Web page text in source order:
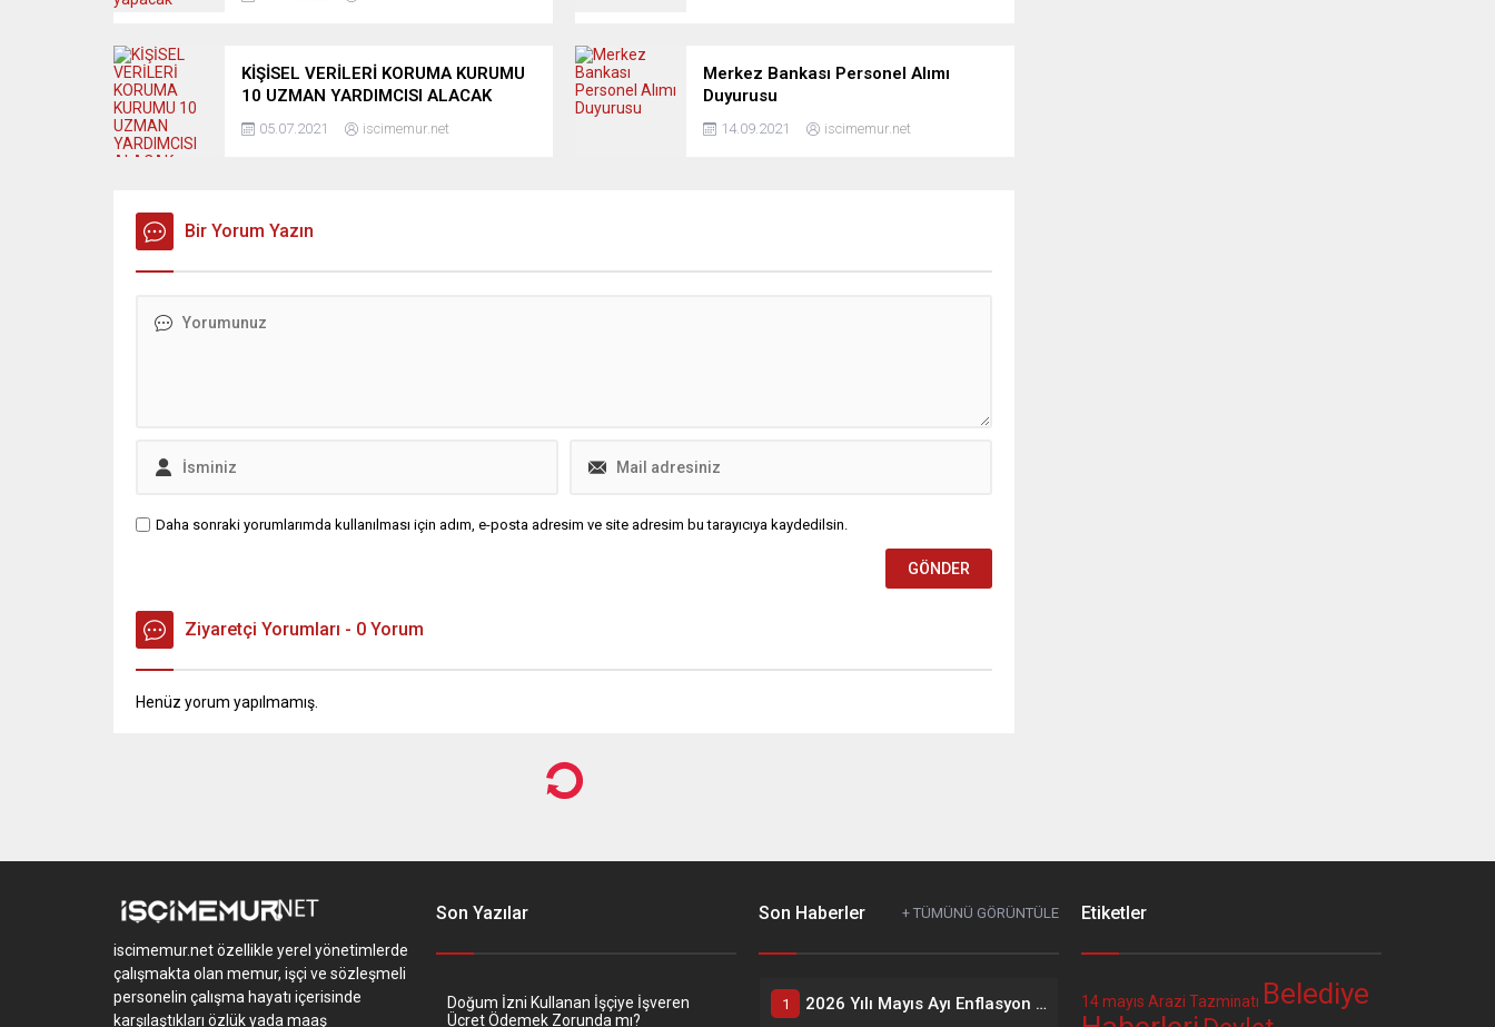
KİŞİSEL VERİLERİ KORUMA KURUMU
10 UZMAN YARDIMCISI ALACAK
05.07.2021 iscimemur.net
Merkez Bankası Personel Alımı
Duyurusu
14.09.2021 iscimemur.net
Bir Yorum Yazın
Daha sonraki yorumlarımda kullanılması için adım, e-posta adresim ve site adresim bu tarayıcıya kaydedilsin.
Ziyaretçi Yorumları - 0 Yorum
Henüz yorum yapılmamış.
iscimemur.net özellikle yerel yönetimlerde
çalışmakta olan memur, işçi ve sözleşmeli
personelin çalışma hayatı içerisinde
karşılaştıkları özlük yada maaş
Son Yazılar
Doğum İzni Kullanan İşçiye İşveren
Ücret Ödemek Zorunda mı?
Son Haberler + TÜMÜNÜ GÖRÜNTÜLE
2026 Yılı Mayıs Ayı Enflasyon Verisinin Memur ve Emekli Maaşına Etkisi
Etiketler
14 mayıs Arazi Tazminatı Belediye